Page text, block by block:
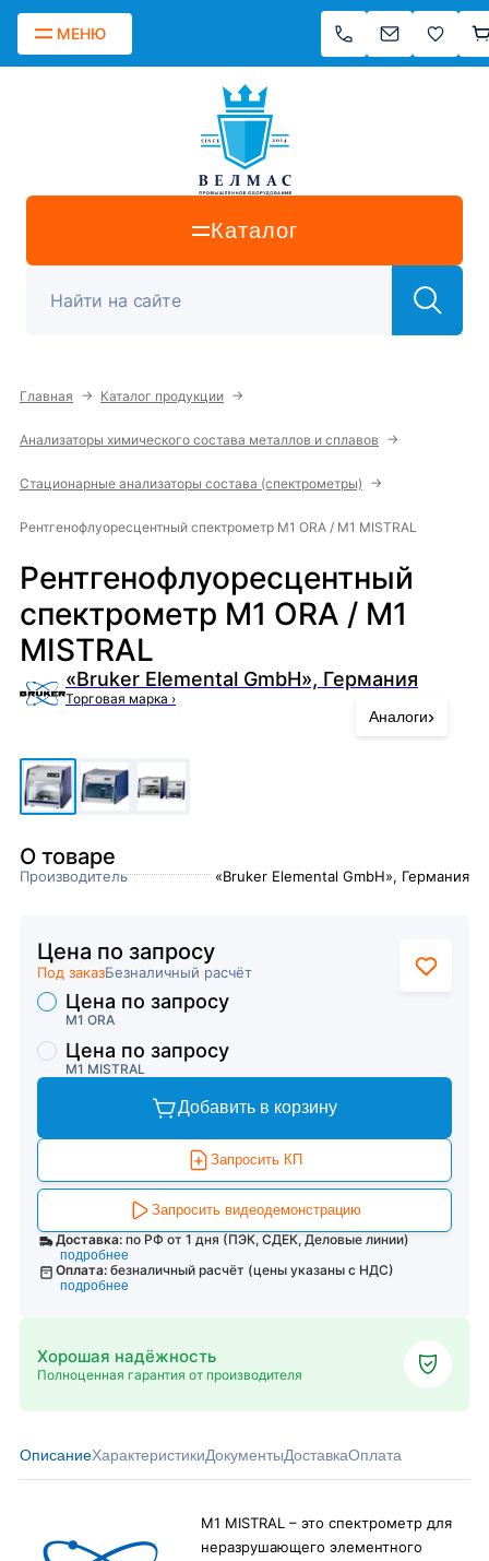
МЕНЮ
Каталог
Главная → Каталог продукции →
Анализаторы химического состава металлов и сплавов →
Стационарные анализаторы состава (спектрометры) →
Рентгенофлуоресцентный спектрометр M1 ORA / M1 MISTRAL
Рентгенофлуоресцентный
спектрометр M1 ORA / M1
MISTRAL
«Bruker Elemental GmbH», Германия
Торговая марка ›
Аналоги›
О товаре
Производитель «Bruker Elemental GmbH», Германия
Цена по запросу
Под заказБезналичный расчёт
Торговые предложения
M1 ORA
Цена по запросу
M1 MISTRAL
Цена по запросу
Добавить в корзину
Запросить КП
Запросить видеодемонстрацию
Доставка: по РФ от 1 дня (ПЭК, СДЕК, Деловые линии)
подробнее
Оплата: безналичный расчёт (цены указаны с НДС)
подробнее
Хорошая надёжность
Полноценная гарантия от производителя
ОписаниеХарактеристикиДокументыДоставкаОплата
M1 MISTRAL – это спектрометр для
неразрушающего элементного